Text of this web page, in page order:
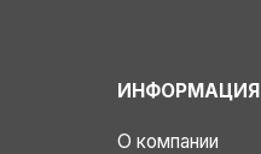
ИНФОРМАЦИЯ
О компании